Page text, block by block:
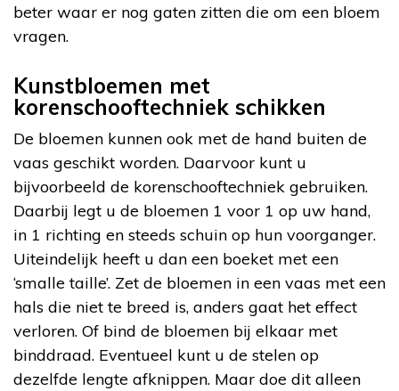
beter waar er nog gaten zitten die om een bloem
vragen.
Kunstbloemen met
korenschooftechniek schikken
De bloemen kunnen ook met de hand buiten de
vaas geschikt worden. Daarvoor kunt u
bijvoorbeeld de korenschooftechniek gebruiken.
Daarbij legt u de bloemen 1 voor 1 op uw hand,
in 1 richting en steeds schuin op hun voorganger.
Uiteindelijk heeft u dan een boeket met een
‘smalle taille’. Zet de bloemen in een vaas met een
hals die niet te breed is, anders gaat het effect
verloren. Of bind de bloemen bij elkaar met
binddraad. Eventueel kunt u de stelen op
dezelfde lengte afknippen. Maar doe dit alleen